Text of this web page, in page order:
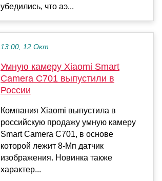
убедились, что аэ...
13:00, 12 Окт
Умную камеру Xiaomi Smart
Camera C701 выпустили в
России
Компания Xiaomi выпустила в
российскую продажу умную камеру
Smart Camera C701, в основе
которой лежит 8-Мп датчик
изображения. Новинка также
характер...